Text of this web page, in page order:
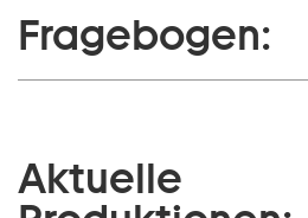
Fragebogen:
Aktuelle